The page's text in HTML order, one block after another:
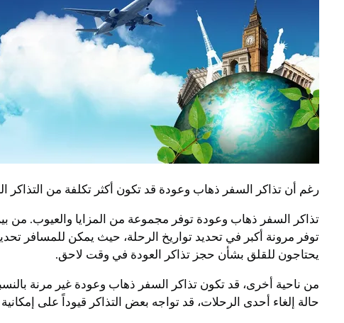
رغم أن تذاكر السفر ذهاب وعودة قد تكون أكثر تكلفة من التذاكر
تذاكر السفر ذهاب وعودة توفر مجموعة من المزايا والعيوب. من
توفر مرونة أكبر في تحديد تواريخ الرحلة، حيث يمكن للمسافر
يحتاجون للقلق بشأن حجز تذاكر العودة في وقت لاحق.
من ناحية أخرى، قد تكون تذاكر السفر ذهاب وعودة غير مرنة
حالة إلغاء أحدى الرحلات، قد تواجه بعض التذاكر قيوداً على